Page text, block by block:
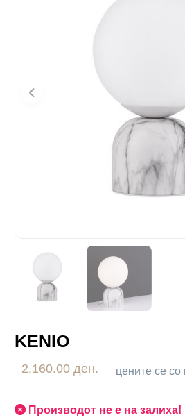
KENIO
2,160.00 ден. цените се
Производот не е на залиха!